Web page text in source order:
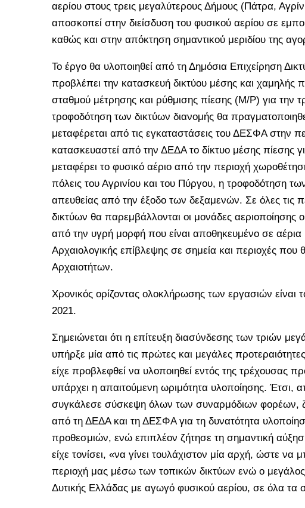
αερίου στους τρεις μεγαλύτερους Δήμους (Πάτρα,
αποσκοπεί στην διείσδυση του φυσικού αερίου σε
καθώς και στην απόκτηση σημαντικού μεριδίου της
Το έργο θα υλοποιηθεί από τη Δημόσια Επιχείρηση
προβλέπει την κατασκευή δικτύου μέσης και χαμηλής
σταθμού μέτρησης και ρύθμισης πίεσης (Μ/Ρ) για την
τροφοδότηση των δικτύων διανομής θα
μεταφέρεται από τις εγκαταστάσεις του ΔΕΣΦΑ στην
κατασκευαστεί από την ΔΕΔΑ το δίκτυο μέσης πίεσης
μεταφέρει το φυσικό αέριο από την περιοχή
πόλεις του Αγρινίου και του Πύργου, η τροφοδότηση
απευθείας από την έξοδο των δεξαμενών. Σε όλες τις
δικτύων θα παρεμβάλλονται οι μονάδες αεριοποίησης
από την υγρή μορφή που είναι αποθηκευμένο σε
Αρχαιολογικής επίβλεψης σε σημεία και περιοχές που
Αρχαιοτήτων.
Χρονικός ορίζοντας ολοκλήρωσης των εργασιών είναι
2021.
Σημειώνεται ότι η επίτευξη διασύνδεσης των τριών
υπήρξε μία από τις πρώτες και μεγάλες
είχε προβλεφθεί να υλοποιηθεί εντός της τρέχουσας
υπάρχει η απαιτούμενη ωριμότητα υλοποίησης. Έτσι,
συγκάλεσε σύσκεψη όλων των συναρμόδιων φορέων,
από τη ΔΕΔΑ και τη ΔΕΣΦΑ για τη δυνατότητα
προθεσμιών, ενώ επιπλέον ζήτησε τη σημαντική
είχε τονίσει, «να γίνει τουλάχιστον μία αρχή, ώστε να
περιοχή μας μέσω των τοπικών δικτύων ενώ ο
Δυτικής Ελλάδας με αγωγό φυσικού αερίου, σε όλα τα